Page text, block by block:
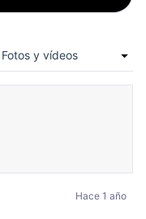
abre
en
Hace 1 año